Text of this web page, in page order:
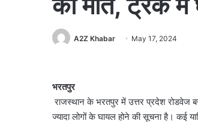
A2Z Khabar May 17, 2024
भरतपुर
राजस्थान के भरतपुर में उत्तर प्रदेश
ज्यादा लोगों के घायल होने की सूचना है। कई